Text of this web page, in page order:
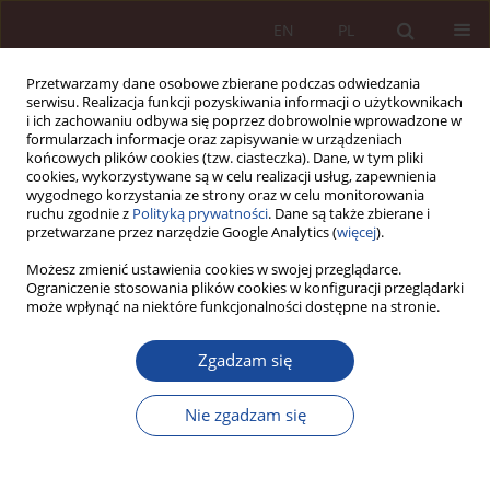
Przetwarzamy dane osobowe zbierane podczas odwiedzania
serwisu. Realizacja funkcji pozyskiwania informacji o użytkownikach
i ich zachowaniu odbywa się poprzez dobrowolnie wprowadzone w
formularzach informacje oraz zapisywanie w urządzeniach
końcowych plików cookies (tzw. ciasteczka). Dane, w tym pliki
cookies, wykorzystywane są w celu realizacji usług, zapewnienia
wygodnego korzystania ze strony oraz w celu monitorowania
ruchu zgodnie z Polityką prywatności. Dane są także zbierane i
przetwarzane przez narzędzie Google Analytics (więcej).
Możesz zmienić ustawienia cookies w swojej przeglądarce.
Ograniczenie stosowania plików cookies w konfiguracji przeglądarki
może wpłynąć na niektóre funkcjonalności dostępne na stronie.
Zgadzam się
Nie zgadzam się
PL
EN
Słowo kluczoweforum prawa
medycznego
SPRAWOZDANIE / RECENZJA
Sprawozdanie z ogólnopolskiej
interdyscyplinarnej konferencji naukowej „Forum